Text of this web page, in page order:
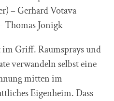
– Gerhard Votava
Thomas Jonigk
im Griff. Raumsprays und
verwandeln selbst eine
mitten im
Eigenheim. Dass